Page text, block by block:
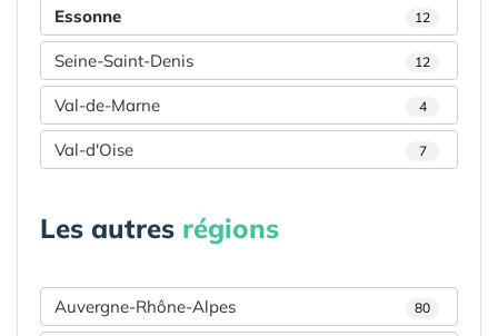
Essonne 12
Seine-Saint-Denis 12
Val-de-Marne 4
Val-d'Oise 7
Les autres régions
Auvergne-Rhône-Alpes 80